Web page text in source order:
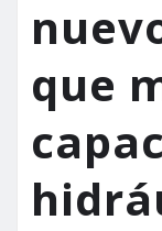
que